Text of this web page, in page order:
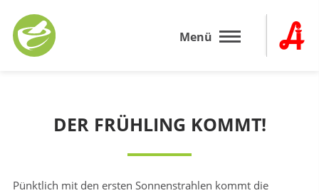
Inhalt
springen
Menü
DER FRÜHLING KOMMT!
Pünktlich mit den ersten Sonnenstrahlen kommt die